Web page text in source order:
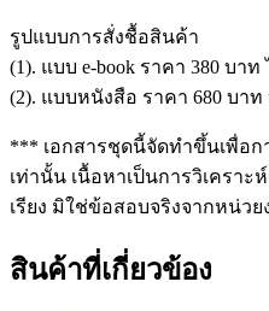
รูปแบบการสั่งชื้อสินค้า
(1). แบบ e-book ราคา 380 บา
(2). แบบหนังสือ ราคา 680 บา
*** เอกสารชุดนี้จัดทำขึ้นเพื่อก
เท่านั้น เนื้อหาเป็นการวิเคราะ
เรียง มิใช่ข้อสอบจริงจากหน่ว
สินค้าที่เกี่ยวข้อง